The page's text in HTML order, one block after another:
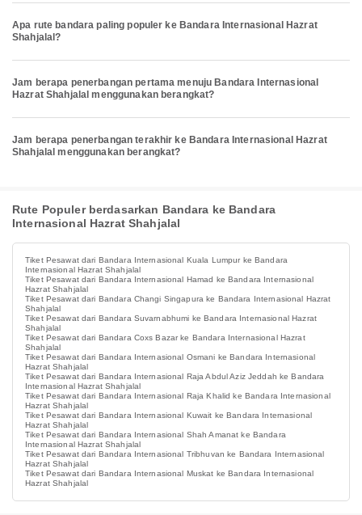
Apa rute bandara paling populer ke Bandara Internasional Hazrat
Shahjalal?
Jam berapa penerbangan pertama menuju Bandara Internasional
Hazrat Shahjalal menggunakan berangkat?
Jam berapa penerbangan terakhir ke Bandara Internasional Hazrat
Shahjalal menggunakan berangkat?
Rute Populer berdasarkan Bandara ke Bandara
Internasional Hazrat Shahjalal
Tiket Pesawat dari Bandara Internasional Kuala Lumpur ke Bandara
Internasional Hazrat Shahjalal
Tiket Pesawat dari Bandara Internasional Hamad ke Bandara Internasional
Hazrat Shahjalal
Tiket Pesawat dari Bandara Changi Singapura ke Bandara Internasional Hazrat
Shahjalal
Tiket Pesawat dari Bandara Suvarnabhumi ke Bandara Internasional Hazrat
Shahjalal
Tiket Pesawat dari Bandara Coxs Bazar ke Bandara Internasional Hazrat
Shahjalal
Tiket Pesawat dari Bandara Internasional Osmani ke Bandara Internasional
Hazrat Shahjalal
Tiket Pesawat dari Bandara Internasional Raja Abdul Aziz Jeddah ke Bandara
Internasional Hazrat Shahjalal
Tiket Pesawat dari Bandara Internasional Raja Khalid ke Bandara Internasional
Hazrat Shahjalal
Tiket Pesawat dari Bandara Internasional Kuwait ke Bandara Internasional
Hazrat Shahjalal
Tiket Pesawat dari Bandara Internasional Shah Amanat ke Bandara
Internasional Hazrat Shahjalal
Tiket Pesawat dari Bandara Internasional Tribhuvan ke Bandara Internasional
Hazrat Shahjalal
Tiket Pesawat dari Bandara Internasional Muskat ke Bandara Internasional
Hazrat Shahjalal